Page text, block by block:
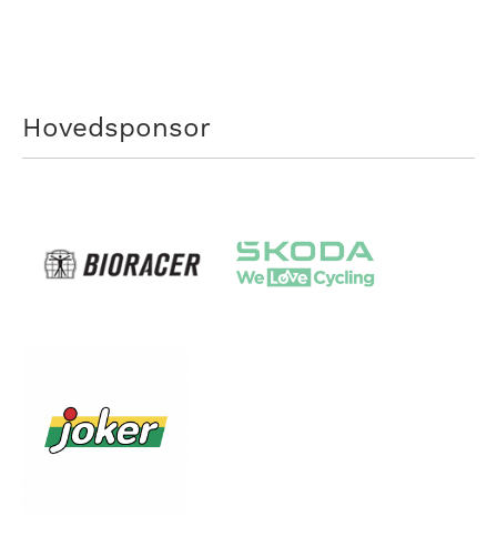
Hovedsponsor